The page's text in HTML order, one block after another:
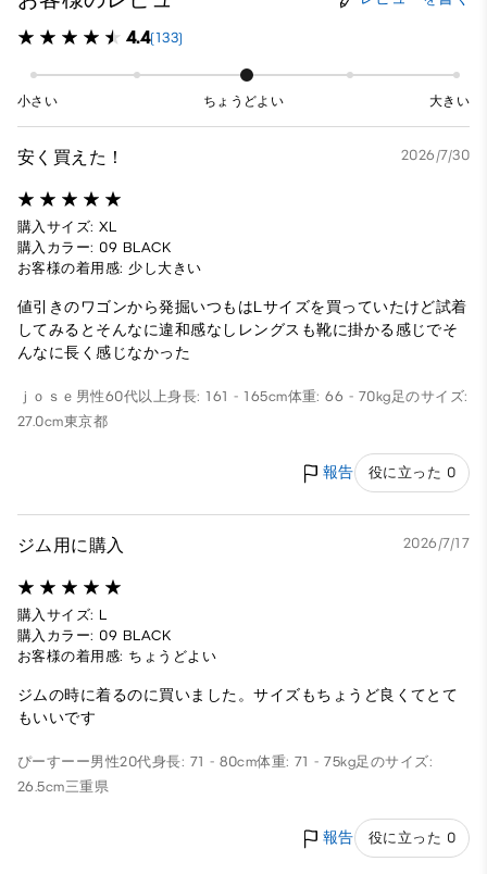
4.4(133)
小さい ちょうどよい 大きい
安く買えた！ 2026/7/30
購入サイズ: XL
購入カラー: 09 BLACK
お客様の着用感: 少し大きい
値引きのワゴンから発掘いつもはLサイズを買っていたけど試着
してみるとそんなに違和感なしレングスも靴に掛かる感じでそ
んなに長く感じなかった
ｊｏｓｅ 男性60代以上身長: 161 - 165cm体重: 66 - 70kg 足のサイズ:
27.0cm東京都
報告 役に立った 0
ジム用に購入 2026/7/17
購入サイズ: L
購入カラー: 09 BLACK
お客様の着用感: ちょうどよい
ジムの時に着るのに買いました。サイズもちょうど良くてとて
もいいです
ぴーすーー男性20代身長: 71 - 80cm体重: 71 - 75kg足のサイズ:
26.5cm三重県
報告 役に立った 0